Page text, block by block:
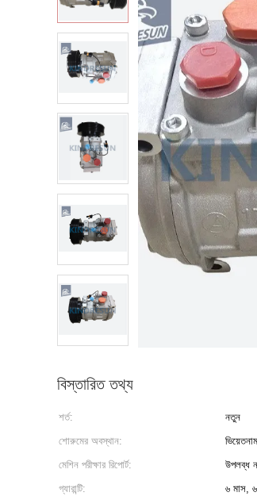
বিস্তারিত তথ্য
শর্ত: নতুন
শোরুমের অবস্থান:
মেশিন পরীক্ষার রিপোর্ট:
উপলব্ধ
গ্যারান্টি:
৬ মাস,